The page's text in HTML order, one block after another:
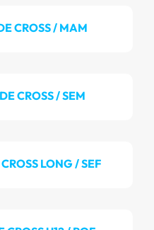
CROSS / MAM
CROSS / SEM
LONG / SEF